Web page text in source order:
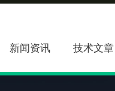
新闻资讯 技术文章